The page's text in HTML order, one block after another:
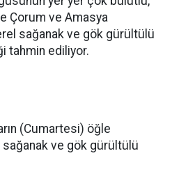
Çorum ve Amasya
sağanak ve gök gürültülü
tahmin ediliyor.
(Cumartesi) öğle
ve gök gürültülü